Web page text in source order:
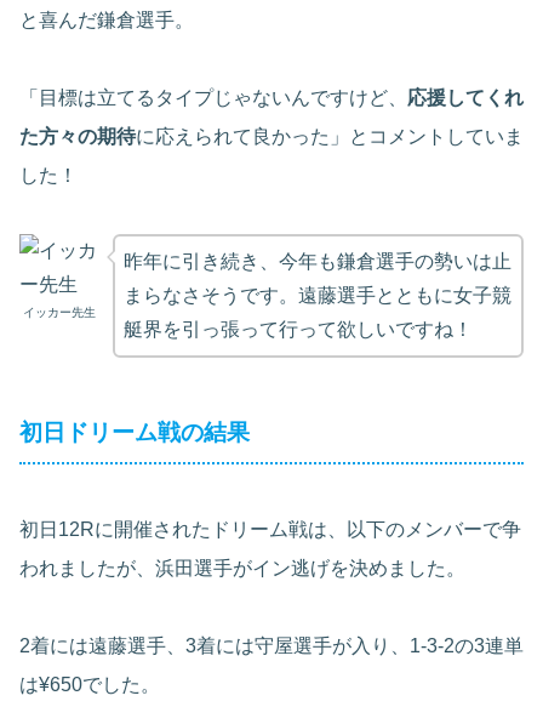
と喜んだ鎌倉選手。
「目標は立てるタイプじゃないんですけど、 応援してくれ
た方々の期待に応えられて良かった」とコメントしていま
した！
イッカー先生
昨年に引き続き、今年も鎌倉選手の勢いは止
まらなさそうです。遠藤選手とともに女子競
艇界を引っ張って行って欲しいですね！
初日ドリーム戦の結果
初日12Rに開催されたドリーム戦は、以下のメンバーで争
われましたが、浜田選手がイン逃げを決めました。
2着には遠藤選手、3着には守屋選手が入り、1-3-2の3連単
は¥650でした 。